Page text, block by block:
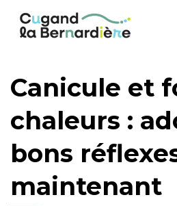
contenu
pied
Canicule et
chaleurs :
bons
maintenant